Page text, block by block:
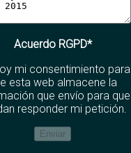
Acuerdo RGPD*
mi consentimiento para
esta web almacene la
que envío para que
responder mi petición.